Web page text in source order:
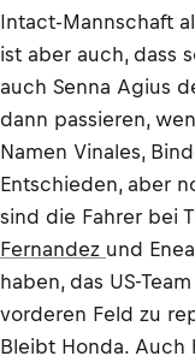
Intact-Mannschaft
ist aber auch, dass
auch Senna Agius
dann passieren,
Namen Vinales,
Entschieden, aber
sind die Fahrer bei
Fernandez und
haben, das US-
vorderen Feld zu
Bleibt Honda. Auch